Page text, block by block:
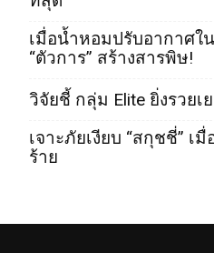
เมื่อน้ำหอมปรับอากาศใ
“ตัวการ” สร้างสารพิษ!
วิจัยชี้ กลุ่ม Elite ยิ่งรวยเ
เจาะภัยเงียบ “สกุชชี่” เ
ร้าย